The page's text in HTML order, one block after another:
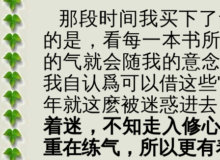
那段时间我买下
的是，看每一本书
的气就会随我的意
我自认爲可以借这些
年就这麽被迷惑进
着迷，不知走入修
重在练气，所以更